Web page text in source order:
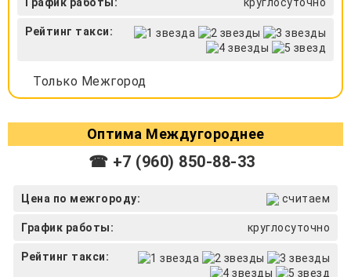
График работы: круглосуточно
Рейтинг такси:
Только Межгород
Оптима Междугороднее
☎ +7 (960) 850-88-33
Цена по межгороду: считаем
График работы: круглосуточно
Рейтинг такси: